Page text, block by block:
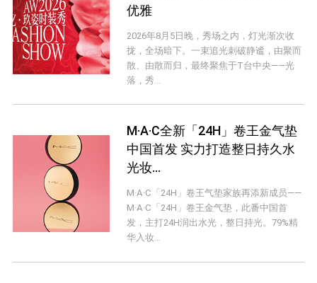
优雅
2026年8月5日晚，秀场之内，灯光渐次收
拢，全场暗下。一束追光刺破静谧，由聚而
散、由散而归，最终聚焦于T台中央——光
落，秀...
M·A·C全新「24H」卷王金气垫
中国首发 实力打造整日持久水
光妆...
M·A·C「24H」卷王气垫家族再添新成员——
M·A·C「24H」卷王金气垫，此番中国首
发，主打24H润出水光，整日持光。79%精
华入妆...